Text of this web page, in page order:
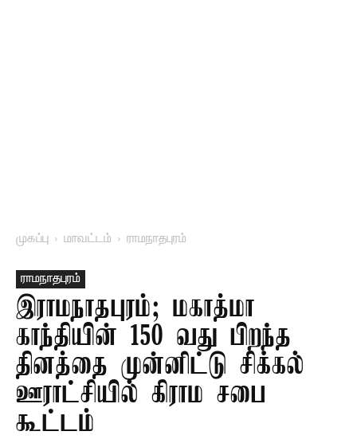
முகப்பு மாவட்டம் ராமநாதபுரம்
ராமநாதபுரம்
இராமநாதபுரம்; மகாத்மா
காந்தியின் 150 வது பிறந்த
தினத்தை முன்னிட்டு சிக்கல்
ஊராட்சியில் கிராம சபை
கூட்டம்